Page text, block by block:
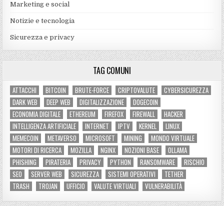
Marketing e social
Notizie e tecnologia
Sicurezza e privacy
TAG COMUNI
ATTACCHI BITCOIN BRUTE-FORCE CRIPTOVALUTE
CYBERSICUREZZA
DARK WEB
DEEP WEB DIGITALIZZAZIONE
DOGECOIN
ECONOMIA DIGITALE
ETHEREUM FIREFOX FIREWALL
HACKER
INTELLIGENZA ARTIFICIALE
INTERNET IPTV KERNEL
LINUX
MEMECOIN
METAVERSO MICROSOFT MINING
MONDO VIRTUALE
MOTORI DI RICERCA
MOZILLA NGINX NOZIONI BASE
OLLAMA
PHISHING
PIRATERIA PRIVACY PYTHON RANSOMWARE
RISCHIO
SEO
SERVER WEB SICUREZZA SISTEMI OPERATIVI
TETHER
TRASH
TROJAN UFFICIO VALUTE VIRTUALI VULNERABILITÀ